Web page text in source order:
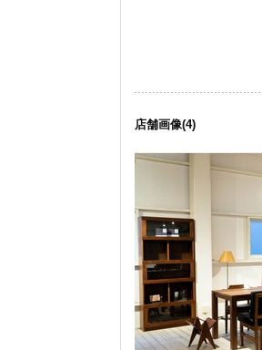
でも10年以上は使える
店舗画像(4)